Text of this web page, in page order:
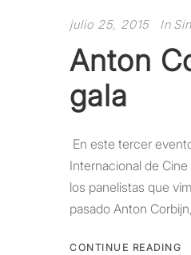
julio 25, 2015 In
Anton
gala
En este tercer
Internacional de
los panelistas que
pasado Anton
CONTINUE READING